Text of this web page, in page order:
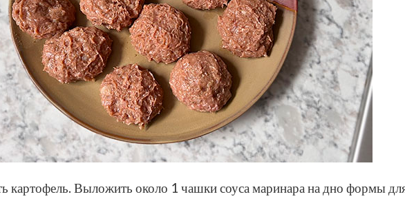
картофель. Выложить около 1 чашки соуса маринара на дно формы